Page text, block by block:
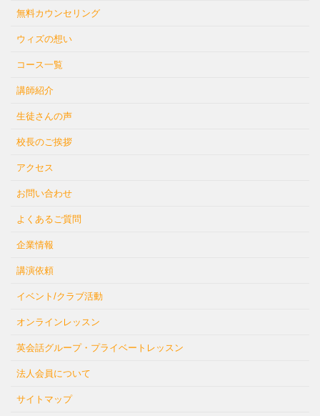
無料カウンセリング
ウィズの想い
コース一覧
講師紹介
生徒さんの声
校長のご挨拶
アクセス
お問い合わせ
よくあるご質問
企業情報
講演依頼
イベント/クラブ活動
オンラインレッスン
英会話グループ・プライベートレッスン
法人会員について
サイトマップ